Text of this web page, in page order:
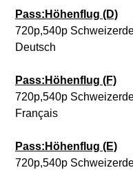
Pass:Höhenflug (D)
720p,540p
Deutsch
Pass:Höhenflug (F)
720p,540p
Français
Pass:Höhenflug (E)
720p,540p